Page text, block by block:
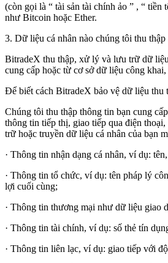
(còn gọi là “ tài sản tài chính ảo ” , “ tiền
như Bitcoin hoặc Ether.
3. Dữ liệu cá nhân nào chúng tôi thu
BitradeX thu thập, xử lý và lưu trữ dữ
cung cấp hoặc từ cơ sở dữ liệu công
Để biết cách BitradeX bảo vệ dữ liệu thu
Chúng tôi thu thập thông tin bạn cung
thông tin tiếp thị, giao tiếp qua điện
trữ hoặc truyền dữ liệu cá nhân của bạn
· Thông tin nhận dạng cá nhân, ví dụ:
· Thông tin tổ chức, ví dụ: tên pháp lý
lợi cuối cùng;
· Thông tin thương mại như dữ liệu giao
· Thông tin tài chính, ví dụ: số thẻ tín
· Thông tin liên lạc, ví dụ: giao tiếp với